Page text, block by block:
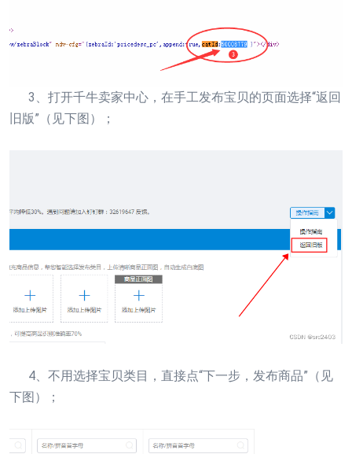
3、打开千牛卖家中心，在手工发布宝贝的页面选择“返回
旧版”（见下图）；
4、不用选择宝贝类目，直接点“下一步，发布商品”（见
下图）；